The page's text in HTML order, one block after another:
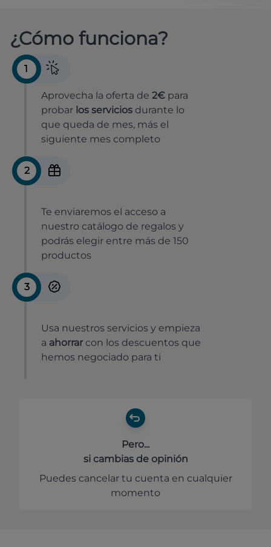
¿Cómo funciona?
1
Aprovecha la oferta de 2€ para
probar los servicios durante lo
que queda de mes, más el
siguiente mes completo
2
Te enviaremos el acceso a
nuestro catálogo de regalos y
podrás elegir entre más de 150
productos
3
Usa nuestros servicios y empieza
a ahorrar con los descuentos que
hemos negociado para ti
Pero...
si cambias de opinión
Puedes cancelar tu cuenta en cualquier
momento